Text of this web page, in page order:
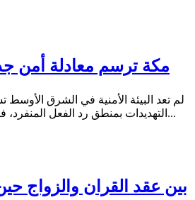
مكة ترسم معادلة أمن
لم تعد البيئة الأمنية في الشرق
التهديدات بمنطق رد الفعل المنفرد، فالصاروخ الذي يعبر الحدود...
بين عقد القران والزواج